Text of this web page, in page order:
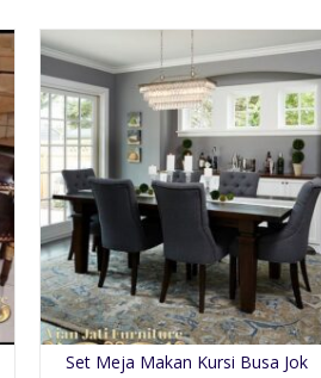
Set Meja Makan Kursi Busa Jok